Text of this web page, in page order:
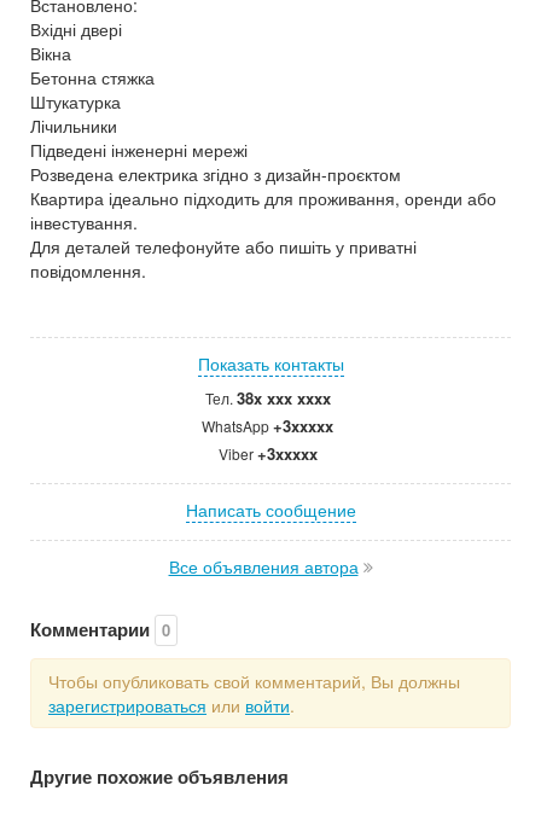
Встановлено:
Вхідні двері
Вікна
Бетонна стяжка
Штукатурка
Лічильники
Підведені інженерні мережі
Розведена електрика згідно з дизайн-проєктом
Квартира ідеально підходить для проживання, оренди або
інвестування.
Для деталей телефонуйте або пишіть у приватні
повідомлення.
Показать контакты
Тел.38x xxx xxxx
WhatsApp+3xxxxx
Viber+3xxxxx
Написать сообщение
Все объявления автора
Комментарии 0
Чтобы опубликовать свой комментарий, Вы должны
зарегистрироваться или войти.
Другие похожие объявления